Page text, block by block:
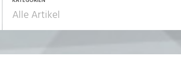
Aus- und Weiterbildung